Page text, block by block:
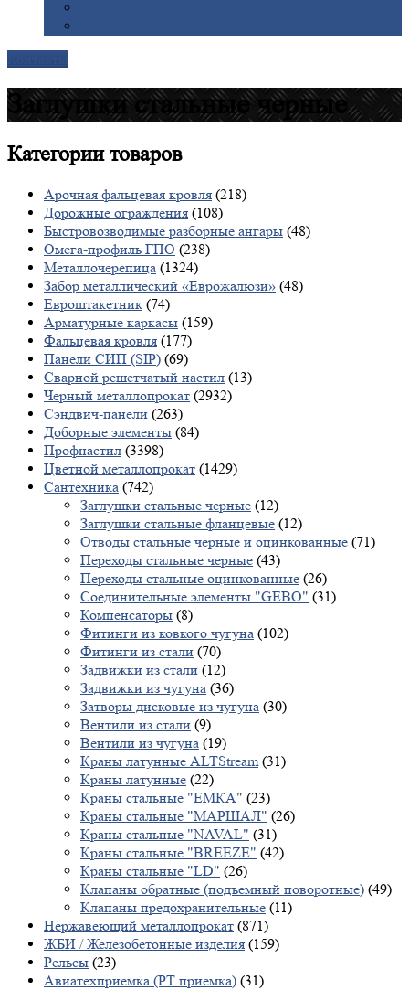
Заглушки стальные черные
Категориитоваров
Арочная фальцевая кровля (218)
Дорожные ограждения (108)
Быстровозводимые разборные ангары (48)
Омега-профиль ГПО (238)
Металлочерепица (1324)
Забор металлический «Еврожалюзи» (48)
Евроштакетник (74)
Арматурные каркасы (159)
Фальцевая кровля (177)
Панели СИП (SIP) (69)
Сварной решетчатый настил (13)
Черный металлопрокат (2932)
Сэндвич-панели (263)
Доборные элементы (84)
Профнастил (3398)
Цветной металлопрокат (1429)
Сантехника (742)
Заглушки стальные черные (12)
Заглушки стальные фланцевые (12)
Отводы стальные черные и оцинкованные (71)
Переходы стальные черные (43)
Переходы стальные оцинкованные (26)
Соединительные элементы "GEBO" (31)
Компенсаторы (8)
Фитинги из ковкого чугуна (102)
Фитинги из стали (70)
Задвижки из стали (12)
Задвижки из чугуна (36)
Затворы дисковые из чугуна (30)
Вентили из стали (9)
Вентили из чугуна (19)
Краны латунные ALTStream (31)
Краны латунные (22)
Краны стальные "ЕМКА" (23)
Краны стальные "МАРШАЛ" (26)
Краны стальные "NAVAL" (31)
Краны стальные "BREEZE" (42)
Краны стальные "LD" (26)
Клапаны обратные (подъемный поворотные) (49)
Клапаны предохранительные (11)
Нержавеющий металлопрокат (871)
ЖБИ / Железобетонные изделия (159)
Рельсы (23)
Авиатехприемка (РТ приемка) (31)